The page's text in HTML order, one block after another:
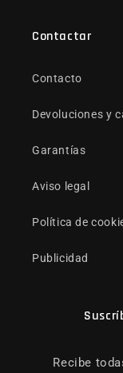
Contactar
Contacto
Devoluciones y
Garantías
Aviso legal
Política de
Publicidad
Recibe